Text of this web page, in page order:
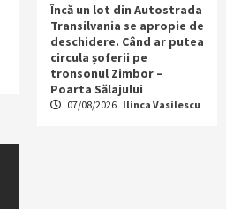
Încă un lot din Autostrada
Transilvania se apropie de
deschidere. Când ar putea
circula șoferii pe
tronsonul Zimbor –
Poarta Sălajului
07/08/2026 Ilinca Vasilescu